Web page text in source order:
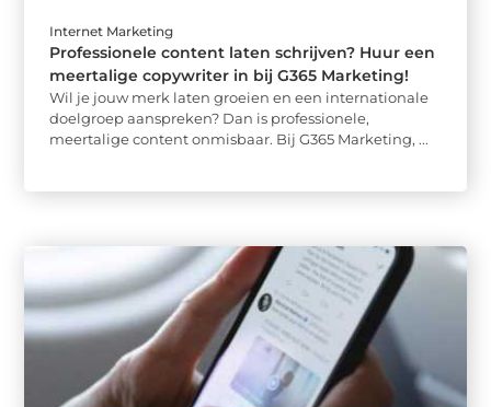
Internet Marketing
Professionele content laten schrijven? Huur een
meertalige copywriter in bij G365 Marketing!
Wil je jouw merk laten groeien en een internationale
doelgroep aanspreken? Dan is professionele,
meertalige content onmisbaar. Bij G365 Marketing, ...